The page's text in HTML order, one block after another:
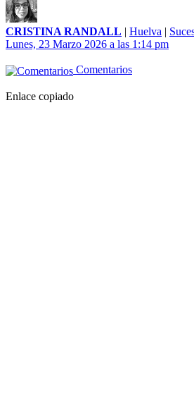
CRISTINA RANDALL | Huelva |
Lunes, 23 Marzo 2026 a las 1:14 pm
Comentarios
Enlace copiado